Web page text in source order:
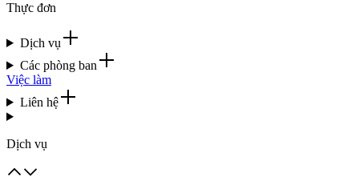
Thực đơn
Dịch vụ
Các phòng ban
Việc làm
Liên hệ
Dịch vụ